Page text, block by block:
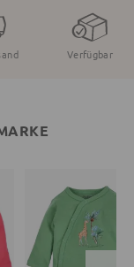
Verfügbar